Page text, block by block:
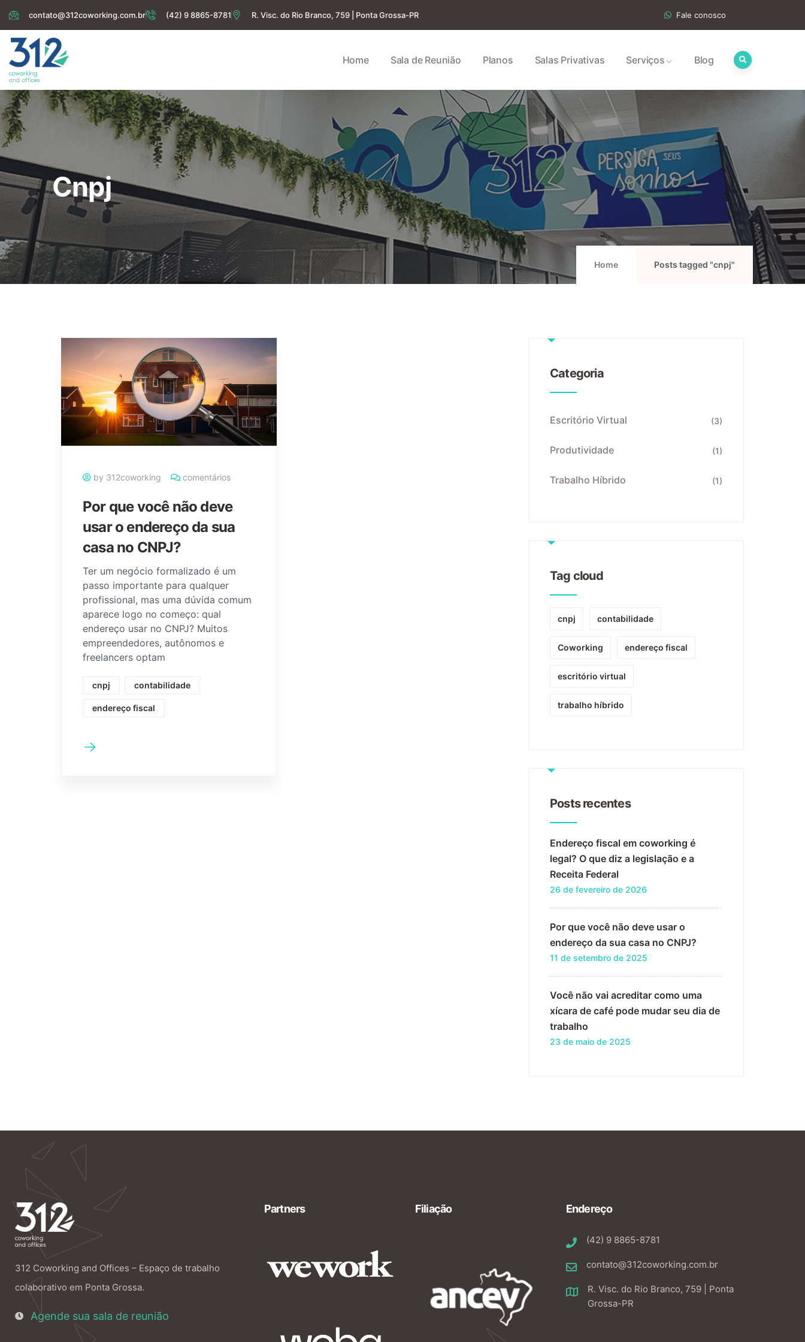
contato@312coworking.com.br (42) 9 8865-8781 R. Visc. do Rio Branco, 759 | Ponta Grossa-PR Fale conosco
Home Sala de Reunião Planos Salas Privativas Serviços Blog
Cnpj
Home Posts tagged "cnpj"
by 312coworking comentários
Por que você não deve
usar o endereço da sua
casa no CNPJ?
Ter um negócio formalizado é um
passo importante para qualquer
profissional, mas uma dúvida comum
aparece logo no começo: qual
endereço usar no CNPJ? Muitos
empreendedores, autônomos e
freelancers optam
cnpj contabilidade
endereço fiscal
Categoria
Escritório Virtual (3)
Produtividade (1)
Trabalho Híbrido (1)
Tag cloud
cnpj contabilidade
Coworking endereço fiscal
escritório virtual
trabalho híbrido
Posts recentes
Endereço fiscal em coworking é
legal? O que diz a legislação e a
Receita Federal
26 de fevereiro de 2026
Por que você não deve usar o
endereço da sua casa no CNPJ?
11 de setembro de 2025
Você não vai acreditar como uma
xícara de café pode mudar seu dia de
trabalho
23 de maio de 2025
312 Coworking and Offices – Espaço de trabalho
colaborativo em Ponta Grossa.
Agende sua sala de reunião
Partners Filiação Endereço
(42) 9 8865-8781
contato@312coworking.com.br
R. Visc. do Rio Branco, 759 | Ponta
Grossa-PR